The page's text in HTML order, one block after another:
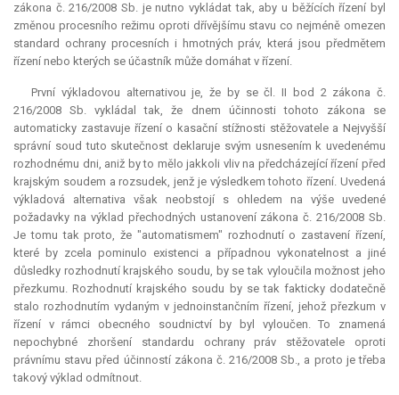
zákona č. 216/2008 Sb. je nutno vykládat tak, aby u běžících řízení byl
změnou procesního režimu oproti dřívějšímu stavu co nejméně omezen
standard ochrany procesních i hmotných práv, která jsou předmětem
řízení nebo kterých se účastník může domáhat v řízení.
První výkladovou alternativou je, že by se čl. II bod 2 zákona č.
216/2008 Sb. vykládal tak, že dnem účinnosti tohoto zákona se
automaticky zastavuje řízení o kasační stížnosti stěžovatele a Nejvyšší
správní soud tuto skutečnost deklaruje svým usnesením k uvedenému
rozhodnému dni, aniž by to mělo jakkoli vliv na předcházející řízení před
krajským soudem a rozsudek, jenž je výsledkem tohoto řízení. Uvedená
výkladová alternativa však neobstojí s ohledem na výše uvedené
požadavky na výklad přechodných ustanovení zákona č. 216/2008 Sb.
Je tomu tak proto, že "automatismem" rozhodnutí o zastavení řízení,
které by zcela pominulo existenci a případnou vykonatelnost a jiné
důsledky rozhodnutí krajského soudu, by se tak vyloučila možnost jeho
přezkumu. Rozhodnutí krajského soudu by se tak fakticky dodatečně
stalo rozhodnutím vydaným v jednoinstančním řízení, jehož přezkum v
řízení v rámci obecného soudnictví by byl vyloučen. To znamená
nepochybné zhoršení standardu ochrany práv stěžovatele oproti
právnímu stavu před účinností zákona č. 216/2008 Sb., a proto je třeba
takový výklad odmítnout.